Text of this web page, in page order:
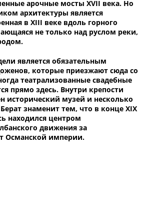
арочные мосты XVII века. Но
архитектуры является
в XIII веке вдоль горного
не только над руслом реки,
является обязательным
которые приезжают сюда со
театрализованные свадебные
прямо здесь. Внутри крепости
исторический музей и несколько
знаменит тем, что в конце XIX
находился центром
движения за
Османской империи.